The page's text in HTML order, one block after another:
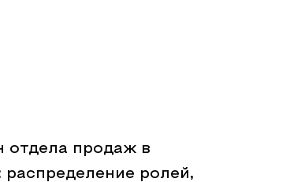
отдела продаж в
распределение ролей,